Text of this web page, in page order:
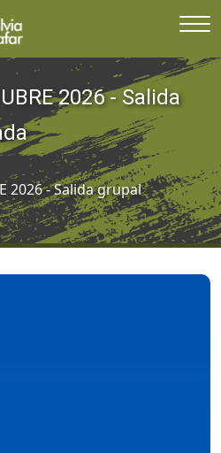
2026 - Salida
2026 - Salida grupal